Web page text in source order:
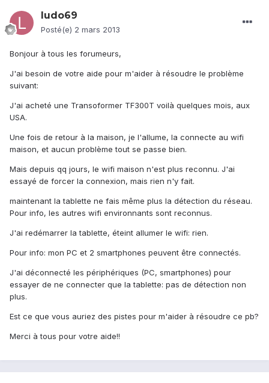
ludo69
Posté(e) 2 mars 2013
Bonjour à tous les forumeurs,
J'ai besoin de votre aide pour m'aider à résoudre le problème
suivant:
J'ai acheté une Transoformer TF300T voilà quelques mois, aux
USA.
Une fois de retour à la maison, je l'allume, la connecte au wifi
maison, et aucun problème tout se passe bien.
Mais depuis qq jours, le wifi maison n'est plus reconnu. J'ai
essayé de forcer la connexion, mais rien n'y fait.
maintenant la tablette ne fais même plus la détection du réseau.
Pour info, les autres wifi environnants sont reconnus.
J'ai redémarrer la tablette, éteint allumer le wifi: rien.
Pour info: mon PC et 2 smartphones peuvent être connectés.
J'ai déconnecté les périphériques (PC, smartphones) pour
essayer de ne connecter que la tablette: pas de détection non
plus.
Est ce que vous auriez des pistes pour m'aider à résoudre ce pb?
Merci à tous pour votre aide!!